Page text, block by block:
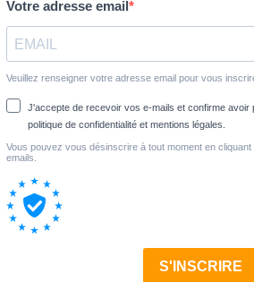
Partagez Épingle